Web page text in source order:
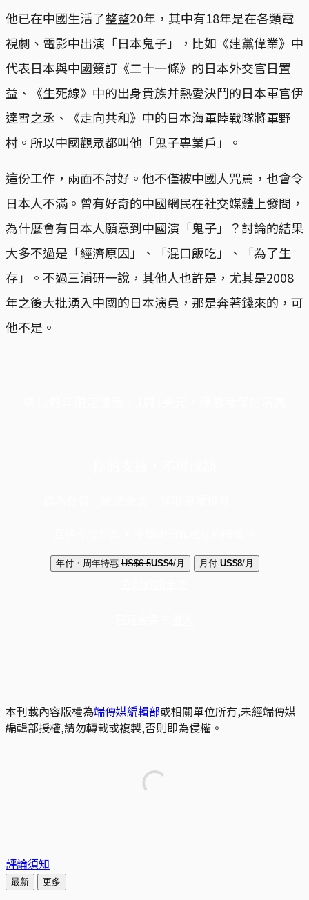
他已在中國生活了整整20年，其中有18年是在各類電
視劇、電影中出演「日本鬼子」，比如《建黨偉業》中
代表日本與中國簽訂《二十一條》的日本外交官日置
益、《生死線》中的出身貴族并熱愛決鬥的日本軍官伊
達雪之丞、《走向共和》中的日本海軍陸戰隊將軍野
村。所以中國觀眾都叫他「鬼子專業戶」。
這份工作，兩面不討好。他不僅被中國人咒罵，也會令
日本人不滿。曾有好奇的中國網民在社交媒體上發問，
為什麼會有日本人願意到中國演「鬼子」？討論的結果
大多不過是「經濟原因」、「混口飯吃」、「為了生
存」。不過三浦研一說，其他人也許是，尤其是2008
年之後大批湧入中國的日本演員，那是奔著錢來的，可
他不是。
年付・周年特惠 US$6.5US$4/月 月付 US$8/月
本刊載內容版權為端傳媒編輯部或相關單位所有,未經端傳媒
編輯部授權,請勿轉載或複製,否則即為侵權。
評論須知
最新 更多